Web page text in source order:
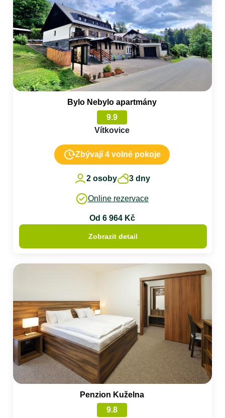
Bylo Nebylo apartmány
9.9
Vítkovice
Zbývají 4 volné pokoje
2 osoby 3 dny
Online rezervace
Od 6 964 Kč
Zobrazit detail
Penzion Kuželna
9.8